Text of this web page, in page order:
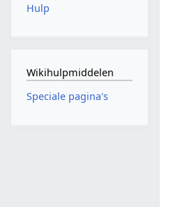
Hulp
Wikihulpmiddelen
Speciale pagina's